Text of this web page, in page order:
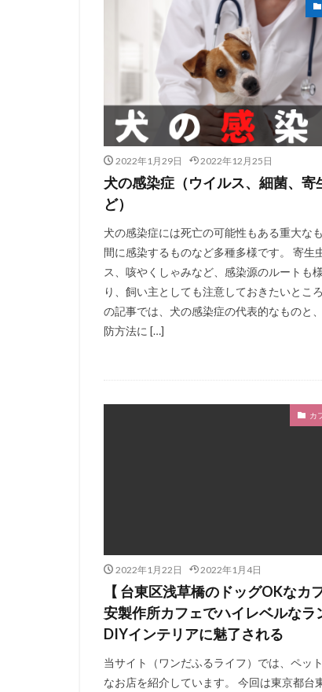
2022年1月29日 2022年12月25日
犬の感染症（ウイルス、細菌、寄
ど）
犬の感染症には死亡の可能性もある重大な
間に感染するものなど多種多様です。 寄生
ス、咳やくしゃみなど、感染源のルートも
り、飼い主としても注意しておきたいとこ
の記事では、犬の感染症の代表的なものと
防方法に […]
カ
2022年1月22日 2022年1月4日
【 台東区浅草橋のドッグOKなカ
安製作所カフェでハイレベルなラ
DIYインテリアに魅了される
当サイト（ワンだふるライフ）では、ペッ
なお店を紹介しています。 今回は東京都台